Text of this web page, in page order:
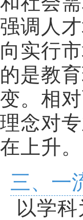
强调人
向实行
的是教
变。相
理念对
在上升。
三、一
以学